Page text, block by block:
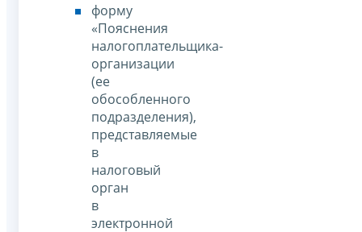
форму
«Пояснения
налогоплательщика-
организации
(ее
обособленного
подразделения),
представляемые
в
налоговый
орган
в
электронной